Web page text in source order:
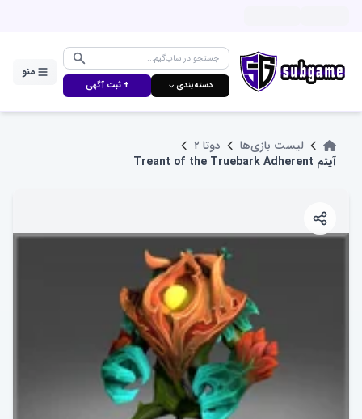
دسته‌بندی ⌵ + ثبت آگهی
منو
لیست بازی‌ها
دوتا ۲
آیتم Treant of the Truebark Adherent